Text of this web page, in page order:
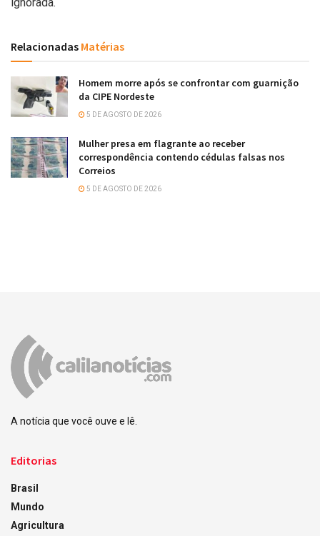
Relacionadas Matérias
Homem morre após se confrontar com guarnição
da CIPE Nordeste
5 DE AGOSTO DE 2026
Mulher presa em flagrante ao receber
correspondência contendo cédulas falsas nos
Correios
5 DE AGOSTO DE 2026
A notícia que você ouve e lê.
Editorias
Brasil
Mundo
Agricultura